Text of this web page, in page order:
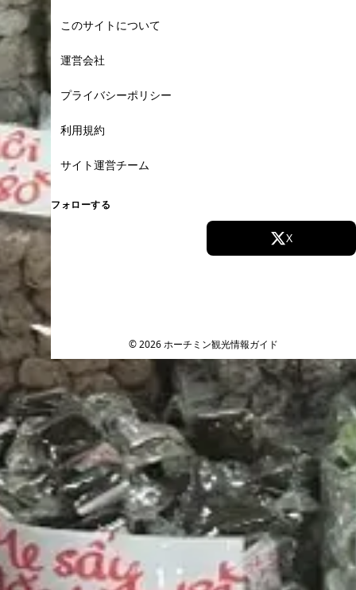
このサイトについて
運営会社
プライバシーポリシー
利用規約
サイト運営チーム
フォローする
X
© 2026 ホーチミン観光情報ガイド